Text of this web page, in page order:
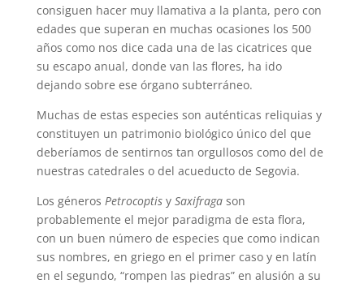
consiguen hacer muy llamativa a la planta, pero con
edades que superan en muchas ocasiones los 500
años como nos dice cada una de las cicatrices que
su escapo anual, donde van las flores, ha ido
dejando sobre ese órgano subterráneo.
Muchas de estas especies son auténticas reliquias y
constituyen un patrimonio biológico único del que
deberíamos de sentirnos tan orgullosos como del de
nuestras catedrales o del acueducto de Segovia.
Los géneros Petrocoptisy Saxifraga son
probablemente el mejor paradigma de esta flora,
con un buen número de especies que como indican
sus nombres, en griego en el primer caso y en latín
en el segundo, “rompen las piedras” en alusión a su